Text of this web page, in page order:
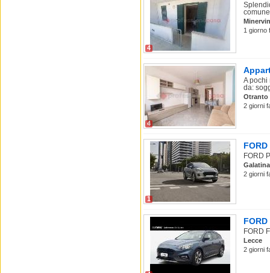
4
1 giorno
4
A pochi
da:
Otranto
2 giorni
1
FORD
Galatina
2 giorni
FORD
Lecce
2 giorni